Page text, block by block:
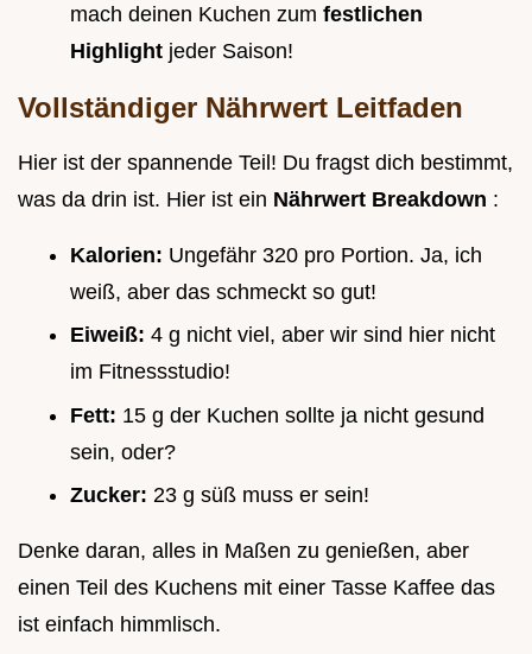
mach deinen Kuchen zum festlichen
Highlight jeder Saison!
Vollständiger Nährwert Leitfaden
Hier ist der spannende Teil! Du fragst dich bestimmt,
was da drin ist. Hier ist ein Nährwert Breakdown :
Kalorien: Ungefähr 320 pro Portion. Ja, ich
weiß, aber das schmeckt so gut!
Eiweiß: 4 g nicht viel, aber wir sind hier nicht
im Fitnessstudio!
Fett: 15 g der Kuchen sollte ja nicht gesund
sein, oder?
Zucker: 23 g süß muss er sein!
Denke daran, alles in Maßen zu genießen, aber
einen Teil des Kuchens mit einer Tasse Kaffee das
ist einfach himmlisch.